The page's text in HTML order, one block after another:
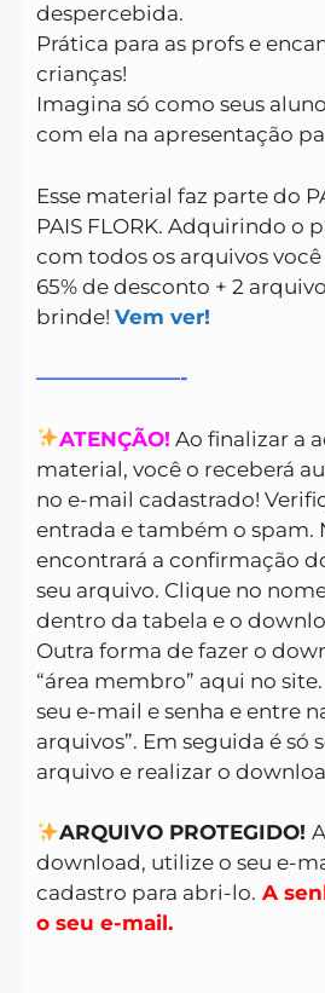
despercebida.
Prática para as profs e
crianças!
Imagina só como seus
com ela na apresentação
Esse material faz parte do
PAIS FLORK. Adquirindo o
com todos os arquivos
65% de desconto + 2
brinde! Vem ver!
———————-
ATENÇÃO! Ao finalizar a
material, você o receberá
no e-mail cadastrado!
entrada e também o spam.
encontrará a confirmação
seu arquivo. Clique no
dentro da tabela e o
Outra forma de fazer o
“área membro” aqui no
seu e-mail e senha e entre
arquivos”. Em seguida é só
arquivo e realizar o
ARQUIVO PROTEGIDO!
download, utilize o seu e-
cadastro para abri-lo. A
o seu e-mail.